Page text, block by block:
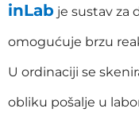
inLab je sustav za
omogućuje brzu
U ordinaciji se
obliku pošalje u